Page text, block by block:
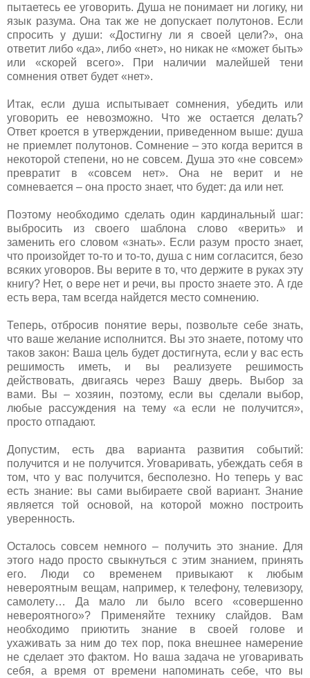
пытаетесь ее уговорить. Душа не понимает ни логику, ни
язык разума. Она так же не допускает полутонов. Если
спросить у души: «Достигну ли я своей цели?», она
ответит либо «да», либо «нет», но никак не «может быть»
или «скорей всего». При наличии малейшей тени
сомнения ответ будет «нет».
Итак, если душа испытывает сомнения, убедить или
уговорить ее невозможно. Что же остается делать?
Ответ кроется в утверждении, приведенном выше: душа
не приемлет полутонов. Сомнение – это когда верится в
некоторой степени, но не совсем. Душа это «не совсем»
превратит в «совсем нет». Она не верит и не
сомневается – она просто знает, что будет: да или нет.
Поэтому необходимо сделать один кардинальный шаг:
выбросить из своего шаблона слово «верить» и
заменить его словом «знать». Если разум просто знает,
что произойдет то-то и то-то, душа с ним согласится, безо
всяких уговоров. Вы верите в то, что держите в руках эту
книгу? Нет, о вере нет и речи, вы просто знаете это. А где
есть вера, там всегда найдется место сомнению.
Теперь, отбросив понятие веры, позвольте себе знать,
что ваше желание исполнится. Вы это знаете, потому что
таков закон: Ваша цель будет достигнута, если у вас есть
решимость иметь, и вы реализуете решимость
действовать, двигаясь через Вашу дверь. Выбор за
вами. Вы – хозяин, поэтому, если вы сделали выбор,
любые рассуждения на тему «а если не получится»,
просто отпадают.
Допустим, есть два варианта развития событий:
получится и не получится. Уговаривать, убеждать себя в
том, что у вас получится, бесполезно. Но теперь у вас
есть знание: вы сами выбираете свой вариант. Знание
является той основой, на которой можно построить
уверенность.
Осталось совсем немного – получить это знание. Для
этого надо просто свыкнуться с этим знанием, принять
его. Люди со временем привыкают к любым
невероятным вещам, например, к телефону, телевизору,
самолету… Да мало ли было всего «совершенно
невероятного»? Применяйте технику слайдов. Вам
необходимо приютить знание в своей голове и
ухаживать за ним до тех пор, пока внешнее намерение
не сделает это фактом. Но ваша задача не уговаривать
себя, а время от времени напоминать себе, что вы